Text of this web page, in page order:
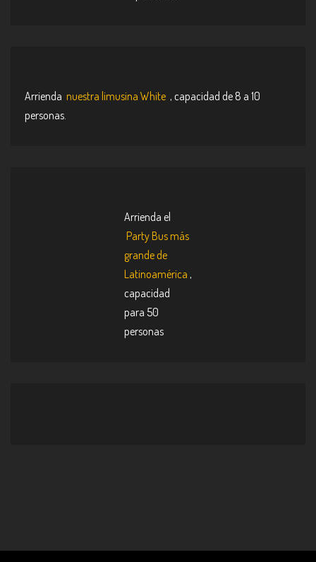
Arrienda nuestra limusina White , capacidad de 8 a 10
personas.
Arrienda el
Party Bus más
grande de
Latinoamérica ,
capacidad
para 50
personas